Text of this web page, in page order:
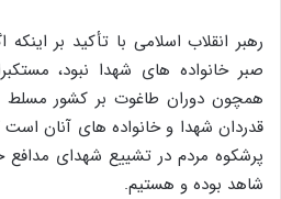
رهبر انقلاب اسلامی با تأکید بر
صبر خانواده های شهدا نبود،
همچون دوران طاغوت بر کشور مسلط
قدردان شهدا و خانواده های آنان
پرشکوه مردم در تشییع شهدای مدافع
شاهد بوده و هستیم.